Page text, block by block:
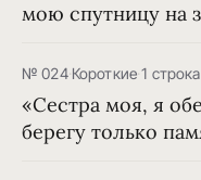
мою спутницу на
№ 024·Короткие·1 строка
«Сестра моя, я
берегу только